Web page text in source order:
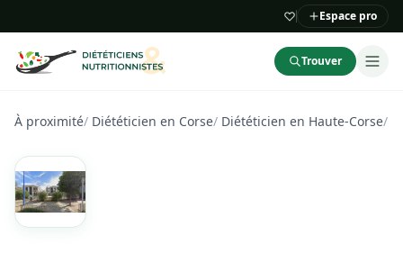
Espace pro
Trouver
À proximité/ Diététicien en Corse/ Diététicien en Haute-Corse/